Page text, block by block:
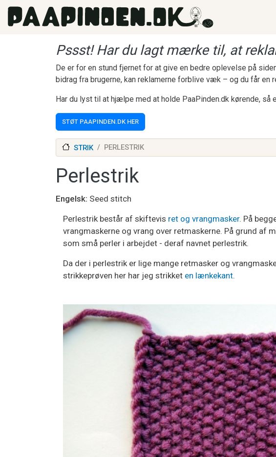
Gå til hovedindhold
Pssst! Har du lagt mærke til, at
De er for en stund fjernet for at give en bedre oplevelse på
bidrag fra brugerne, kan reklamerne forblive væk – og du får en
Har du lyst til at hjælpe med at holde PaaPinden.dk kørende, så
STØT PAAPINDEN.DK HER
STRIK PERLESTRIK
Perlestrik
Engelsk Seed stitch
Perlestrik består af skiftevis ret og vrangmasker. På
vrangmaskerne og vrang over retmaskerne. På grund af
som små perler i arbejdet - deraf navnet perlestrik.
Da der i perlestrik er lige mange retmasker og
strikkeprøven her har jeg strikket en lænkekant.